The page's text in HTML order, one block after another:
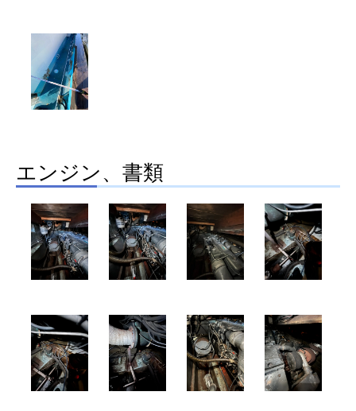
エンジン、書類